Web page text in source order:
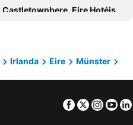
Castletownbere, Eire Hotéis
Doonbeg, Eire Hotéis
Macroom, Eire Hotéis
Athlone, Eire Hotéis
Irlanda Eire
Münster
Facebook
Twitter